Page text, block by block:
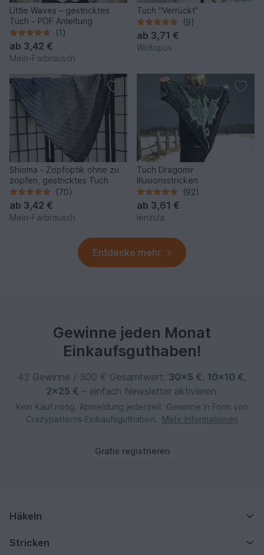
Little Waves – gestricktes
Tuch – PDF Anleitung
(1)
ab 3,42 €
Mein-Farbrausch
Tuch "Verrückt"
(9)
ab 3,71 €
Wollopus
Shioma - Zopfoptik ohne zu
zopfen, gestricktes Tuch
(70)
ab 3,42 €
Mein-Farbrausch
Tuch Dragomir
Illusionsstricken
(92)
ab 3,61 €
lenzula
Entdecke mehr
Gewinne jeden Monat
Einkaufsguthaben!
42 Gewinne / 300 € Gesamtwert: 30×5 €, 10×10 €,
2×25 € – einfach Newsletter aktivieren.
Kein Kauf nötig. Abmeldung jederzeit. Gewinne in Form von
Crazypatterns‑Einkaufsguthaben.
Mehr Informationen
Gratis registrieren
Häkeln
Stricken